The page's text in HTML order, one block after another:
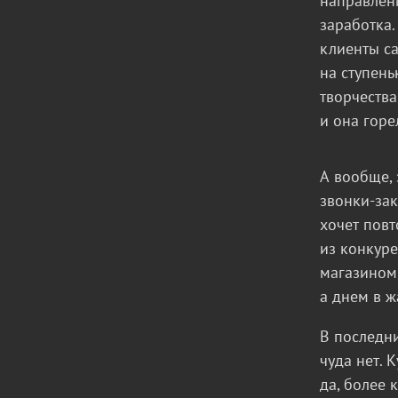
клиенты
на
и она
А вообще,
звонки-
хочет
из
а днем в
В
чуда нет.
да, более